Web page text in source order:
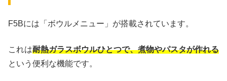
F5Bには「ボウルメニュー」が搭載されています。
これは耐熱ガラスボウルひとつで、煮物やパスタが作れる
という便利な機能です。